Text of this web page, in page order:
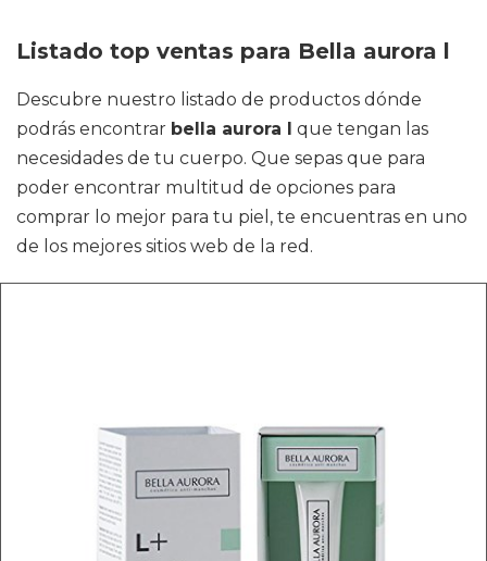
Listado top ventas para Bella aurora l
Descubre nuestro listado de productos dónde
podrás encontrar bella aurora l
que tengan las
necesidades de tu cuerpo. Que sepas que para
poder encontrar multitud de opciones para
comprar lo mejor para tu piel, te encuentras en uno
de los mejores sitios web de la red.